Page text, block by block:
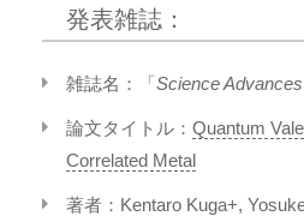
発表雑誌：
雑誌名：「Science Advances
論文タイトル： Quantum
Correlated Metal
著者：Kentaro Kuga+,